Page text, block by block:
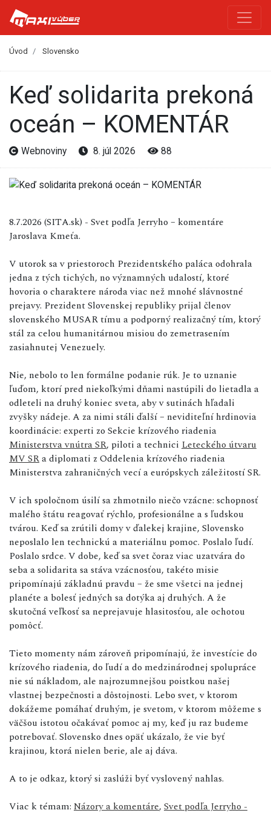
Úvod Slovensko
Keď solidarita prekoná
oceán – KOMENTÁR
Webnoviny 8. júl 2026 88
8.7.2026 (SITA.sk) - Svet podľa Jerryho – komentáre
Jaroslava Kmeťa.
V utorok sa v priestoroch Prezidentského paláca odohrala
jedna z tých tichých, no významných udalostí, ktoré
hovoria o charaktere národa viac než mnohé slávnostné
prejavy. Prezident Slovenskej republiky prijal členov
slovenského MUSAR tímu a podporný realizačný tím, ktorý
stál za celou humanitárnou misiou do zemetrasením
zasiahnutej Venezuely.
Nie, nebolo to len formálne podanie rúk. Je to uznanie
ľuďom, ktorí pred niekoľkými dňami nastúpili do lietadla a
odleteli na druhý koniec sveta, aby v sutinách hľadali
zvyšky nádeje. A za nimi stáli ďalší – neviditeľní hrdinovia
koordinácie: experti zo Sekcie krízového riadenia
Ministerstva vnútra SR, piloti a technici Leteckého útvaru
MV SRa diplomati z Oddelenia krízového riadenia
Ministerstva zahraničných vecí a európskych záležitostí SR.
V ich spoločnom úsilí sa zhmotnilo niečo vzácne: schopnosť
malého štátu reagovať rýchlo, profesionálne a s ľudskou
tvárou. Keď sa zrútili domy v ďalekej krajine, Slovensko
neposlalo len technickú a materiálnu pomoc. Poslalo ľudí.
Poslalo srdce. V dobe, keď sa svet čoraz viac uzatvára do
seba a solidarita sa stáva vzácnosťou, takéto misie
pripomínajú základnú pravdu – že sme všetci na jednej
planéte a bolesť jedných sa dotýka aj druhých. A že
skutočná veľkosť sa neprejavuje hlasitosťou, ale ochotou
pomôcť.
Tieto momenty nám zároveň pripomínajú, že investície do
krízového riadenia, do ľudí a do medzinárodnej spolupráce
nie sú nákladom, ale najrozumnejšou poistkou našej
vlastnej bezpečnosti a dôstojnosti. Lebo svet, v ktorom
dokážeme pomáhať druhým, je svetom, v ktorom môžeme s
väčšou istotou očakávať pomoc aj my, keď ju raz budeme
potrebovať. Slovensko dnes opäť ukázalo, že vie byť
krajinou, ktorá nielen berie, ale aj dáva.
A to je odkaz, ktorý si zaslúži byť vyslovený nahlas.
Viac k témam: Názory a komentáre, Svet podľa Jerryho -